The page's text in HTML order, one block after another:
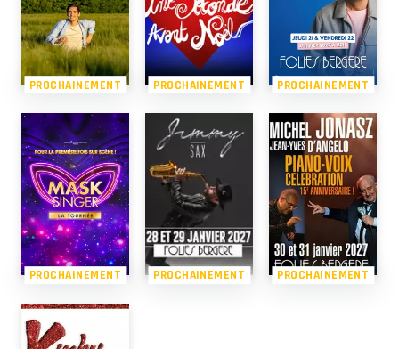
PROCHAINEMENT PROCHAINEMENT PROCHAINEMENT
PROCHAINEMENT PROCHAINEMENT PROCHAINEMENT